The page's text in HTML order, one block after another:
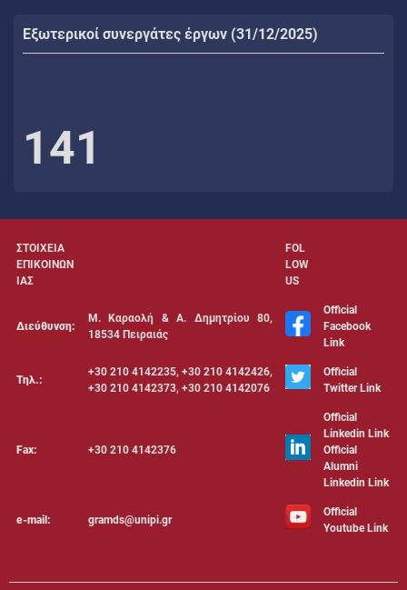
Εξωτερικοί συνεργάτες έργων (31/12/2025)
141
ΣΤΟΙΧΕΙΑ
ΕΠΙΚΟΙΝΩΝ
ΙΑΣ
FOL
LOW
US
Διεύθυνση:
Μ. Καραολή & Α. Δημητρίου 80,
18534 Πειραιάς
Official
Facebook
Link
Τηλ.:
+30 210 4142235, +30 210 4142426,
+30 210 4142373, +30 210 4142076
Official
Twitter Link
Fax: +30 210 4142376
Official
Linkedin Link
Official
Alumni
Linkedin Link
e-mail: gramds@unipi.gr
Official
Youtube Link